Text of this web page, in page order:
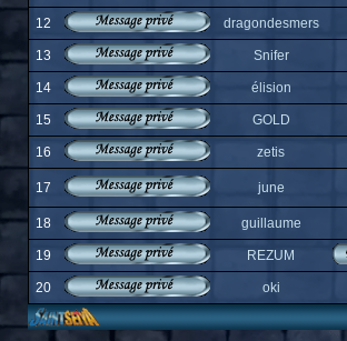
12 dragondesmers
13 Snifer
14 élision
15 GOLD
16 zetis
17 june
18 guillaume
19 REZUM
20 oki